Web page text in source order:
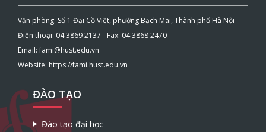
Văn phòng: Số 1 Đại Cồ Việt, phường Bạch Mai, Thành phố Hà Nội
Điện thoại: 04 3869 2137 - Fax: 04 3868 2470
Email: fami@hust.edu.vn
Website: https://fami.hust.edu.vn
ĐÀO TẠO
Đào tạo đại học